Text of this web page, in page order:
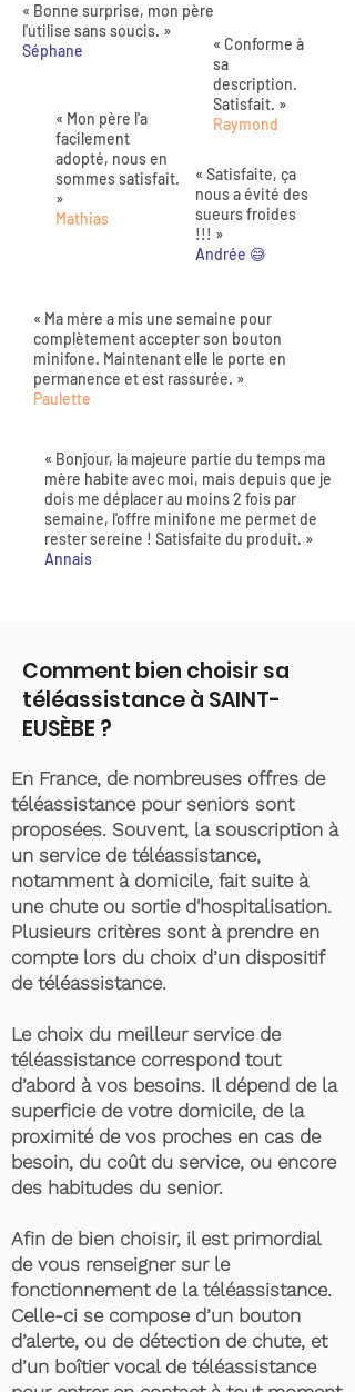
« Bonne surprise, mon père
l'utilise sans soucis. »
Séphane
« Mon père l'a
facilement
adopté, nous en
sommes satisfait.
»
Mathias
« Conforme à
sa
description.
Satisfait. »
Raymond
« Satisfaite, ça
nous a évité des
sueurs froides
!!! »
Andrée 😅
« Ma mère a mis une semaine pour
complètement accepter son bouton
minifone. Maintenant elle le porte en
permanence et est rassurée. »
Paulette
« Bonjour, la majeure partie du temps ma
mère habite avec moi, mais depuis que je
dois me déplacer au moins 2 fois par
semaine, l'offre minifone me permet de
rester sereine ! Satisfaite du produit. »
Annais
Comment bien choisir sa
téléassistance à SAINT-
EUSÈBE ?
En France, de nombreuses offres de
téléassistance pour seniors sont
proposées. Souvent, la souscription à
un service de téléassistance,
notamment à domicile, fait suite à
une chute ou sortie d'hospitalisation.
Plusieurs critères sont à prendre en
compte lors du choix d’un dispositif
de téléassistance.
Le choix du meilleur service de
téléassistance correspond tout
d’abord à vos besoins. Il dépend de la
superficie de votre domicile, de la
proximité de vos proches en cas de
besoin, du coût du service, ou encore
des habitudes du senior.
Afin de bien choisir, il est primordial
de vous renseigner sur le
fonctionnement de la téléassistance.
Celle-ci se compose d’un bouton
d’alerte, ou de détection de chute, et
d’un boîtier vocal de téléassistance